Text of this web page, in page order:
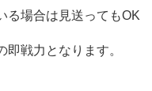
る場合は見送ってもOK
即戦力となります。